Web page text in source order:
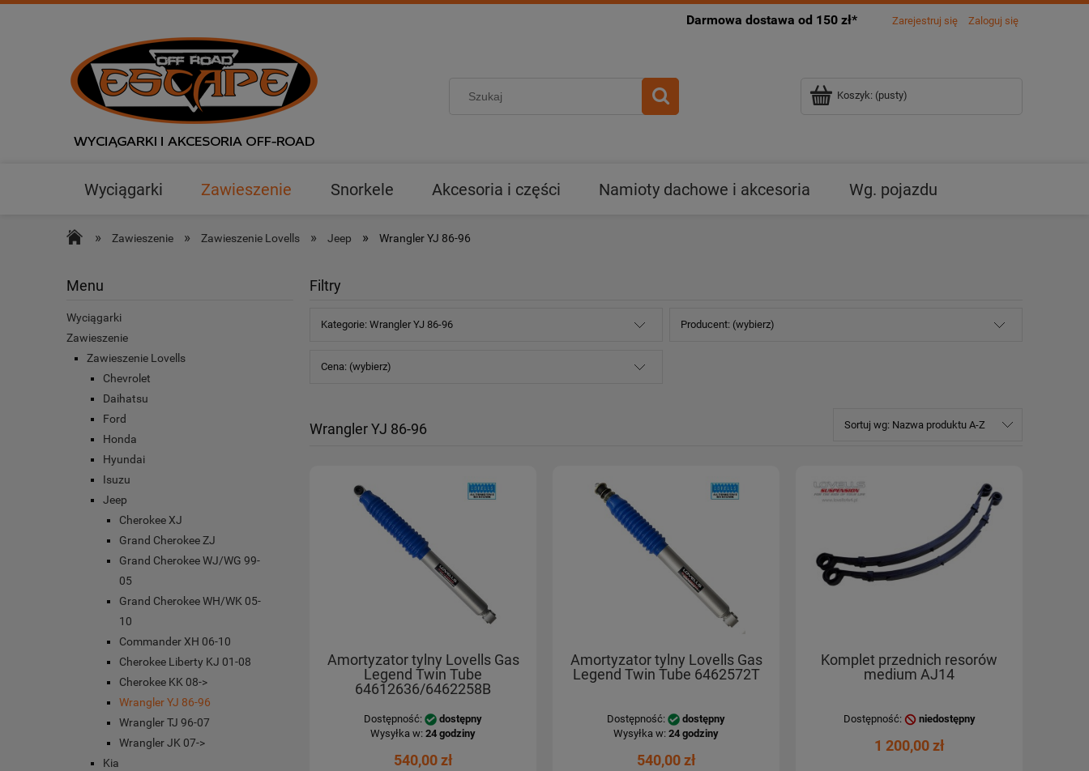
Darmowa dostawa od 150 zł* Zarejestruj się Zaloguj się
Koszyk: (pusty)
Wyciągarki Zawieszenie Snorkele Akcesoria i części Namioty dachowe i akcesoria
Wg. pojazdu
» Zawieszenie » Zawieszenie Lovells » Jeep » Wrangler YJ 86-96
Menu
Wyciągarki
Zawieszenie
Zawieszenie Lovells
Chevrolet
Daihatsu
Ford
Honda
Hyundai
Isuzu
Jeep
Cherokee XJ
Grand Cherokee ZJ
Grand Cherokee WJ/WG 99-
05
Grand Cherokee WH/WK 05-
10
Commander XH 06-10
Cherokee Liberty KJ 01-08
Cherokee KK 08->
Wrangler YJ 86-96
Wrangler TJ 96-07
Wrangler JK 07->
Kia
Filtry
Kategorie: Wrangler YJ 86-96 Producent: (wybierz)
Cena: (wybierz)
Wrangler YJ 86-96 Sortuj wg: Nazwa produktu A-Z
Amortyzator tylny Lovells Gas
Legend Twin Tube
64612636/6462258B
Dostępność:
dostępny
Wysyłka w: 24 godziny
540,00 zł
Amortyzator tylny Lovells Gas
Legend Twin Tube 6462572T
Dostępność:
dostępny
Wysyłka w: 24 godziny
540,00 zł
Komplet przednich resorów
medium AJ14
Dostępność: niedostępny
1 200,00 zł